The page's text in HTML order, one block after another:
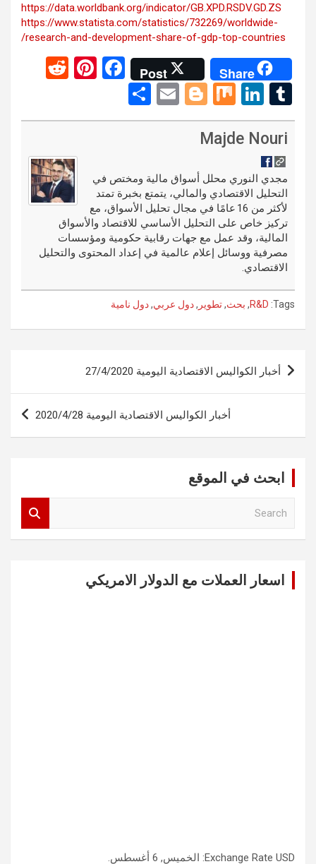
https://data.worldbank.org/indicator/GB.XPD.RSDV.GD.ZS
https://www.statista.com/statistics/732269/worldwide-
research-and-development-share-of-gdp-top-countries/
Share
Post
F
ce
o
k
Pi
er
t
d
t
T
u
m
bl
r
Li
n
ke
n
M
ix
Bl
o
er
E
m
h
Majde Nouri
مجدي النوري محلل أسواق مالية ومختص في
التحليل الاقتصادي والمالي، يتمتع بخبرة تمتد
لأكثر من 16 عامًا في مجال تحليل الأسواق، مع
تركيز خاص على التحليل الأساسي للاقتصاد والأسواق
المالية، وقد عمل مع جهات رقابية حكومية ومؤسسات
مصرفية ووسائل إعلام عالمية في إعداد المحتوى والتحليل
الاقتصادي.
Tags:
R&D
, بحث,تطوير ,دول عربي,دول نامية
تصفّح
المقالات
أخبار الكواليس الاقتصادية اليومية 27/4/2020
أخبار الكواليس الاقتصادية اليومية 2020/4/28
ابحث في الموقع
اسعار العملات مع الدولار الامريكي
Exchange Rate USD : الخميس, 6 أغسطس.